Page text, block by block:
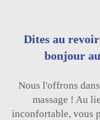
Dites au
bonjour
Nous l'offrons
massage ! Au
inconfortable, vous